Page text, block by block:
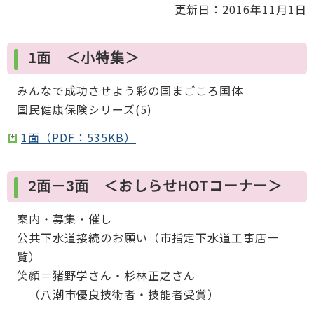
ら
更新日：2016年11月1日
1面 ＜小特集＞
みんなで成功させよう彩の国まごころ国体
国民健康保険シリーズ(5)
1面（PDF：535KB）
2面－3面 ＜おしらせHOTコーナー＞
案内・募集・催し
公共下水道接続のお願い（市指定下水道工事店一
覧）
笑顔＝猪野学さん・杉林正之さん
（八潮市優良技術者・技能者受賞）